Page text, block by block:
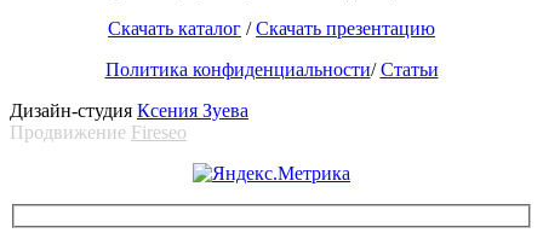
Скачать каталог / Скачать презентацию
Политика конфиденциальности/Статьи
Дизайн-студия Ксения Зуева
Продвижение Fireseo